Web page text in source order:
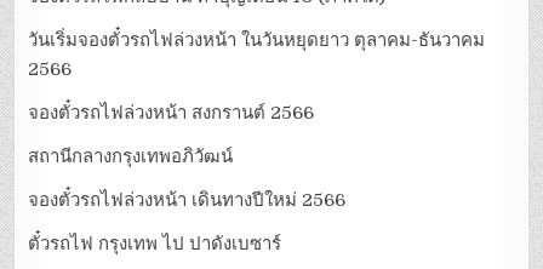
วันเริ่มจองตั๋วรถไฟล่วงหน้า ในวันหยุดยาว ตุลาคม-ธันวาคม
2566
จองตั๋วรถไฟล่วงหน้า สงกรานต์ 2566
สถานีกลางกรุงเทพอภิวัฒน์
จองตั๋วรถไฟล่วงหน้า เดินทางปีใหม่ 2566
ตั๋วรถไฟ กรุงเทพ ไป ปาดังเบซาร์